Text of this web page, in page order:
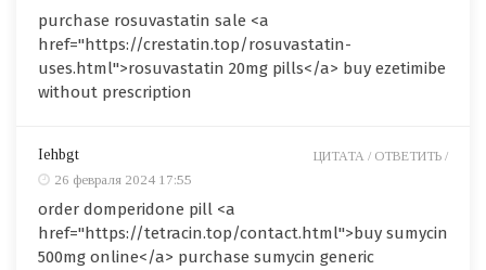
purchase rosuvastatin sale <a
href="https://crestatin.top/rosuvastatin-
uses.html">rosuvastatin 20mg pills</a> buy ezetimibe
without prescription
Iehbgt
26 февраля 2024 17:55
order domperidone pill <a
href="https://tetracin.top/contact.html">buy sumycin
500mg online</a> purchase sumycin generic
ЦИТАТА / ОТВЕТИТЬ /